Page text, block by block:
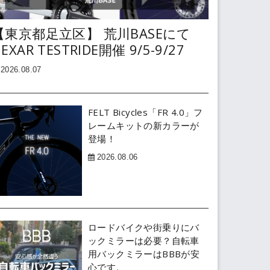
東京都足立区】 荒川BASEにて
TESTRIDE開催 9/5-9/27
2026.08.07
FELT Bicycles「FR 4.0」フ
レームキットの新カラーが
登場！
2026.08.06
ロードバイクや街乗りにバ
ックミラーは必要？自転車
用バックミラーはBBBが安
心です。